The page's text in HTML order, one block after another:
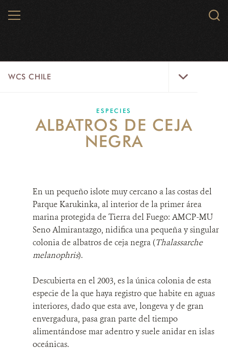
MENU
WCS CHILE
INICIO
NOTICIAS
ESPECIES
SOLUCIONES
NOSOTROS
DONA
ESPECIES
ALBATROS DE CEJA
NEGRA
En un pequeño islote muy cercano a las costas del
Parque Karukinka, al interior de la primer área
marina protegida de Tierra del Fuego: AMCP-MU
Seno Almirantazgo, nidifica una pequeña y singular
colonia de albatros de ceja negra (Thalassarche
melanophris).
Descubierta en el 2003, es la única colonia de esta
especie de la que haya registro que habite en aguas
interiores, dado que esta ave, longeva y de gran
envergadura, pasa gran parte del tiempo
alimentándose mar adentro y suele anidar en islas
oceánicas.